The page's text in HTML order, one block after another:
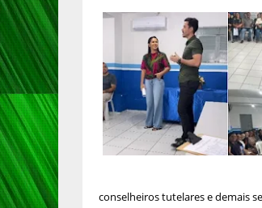
conselheiros tutelares e demais